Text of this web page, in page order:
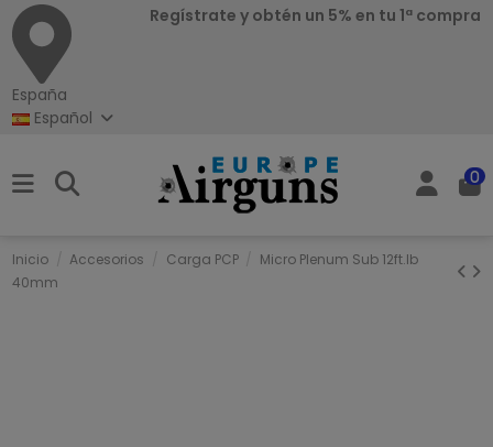
España
Regístrate y obtén un 5% en tu 1ª compra
Español
0
Inicio Accesorios Carga PCP
Micro Plenum Sub 12ft.lb
40mm